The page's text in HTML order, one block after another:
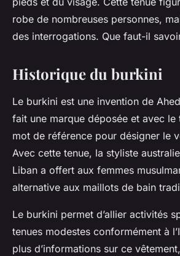
robe de nombreuses personnes,
des interrogations. Que faut-il
Historique du burkini
Le burkini est une invention de
fait une marque déposée et avec le
mot de référence pour désigner le
Avec cette tenue, la styliste
Liban a offert aux femmes
alternative aux maillots de bain
Le burkini permet d’allier activités
tenues modestes conformément à
plus d’informations sur ce vêtement,